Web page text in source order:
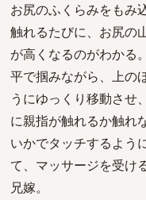
お尻のふくらみをもみ
触れるたびに、お尻の
が高くなるのがわかる
平で掴みながら、上の
うにゆっくり移動させ
に親指が触れるか触れ
いかでタッチするよう
て、マッサージを受け
兄嫁。